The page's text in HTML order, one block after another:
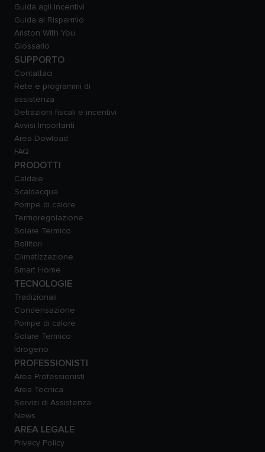
Guida agli Incentivi
Guida al Risparmio
Ariston With You
Glossario
SUPPORTO
Contattaci
Rete e programmi di
assistenza
Detrazioni fiscali e incentivi
Avvisi Importanti
Area Dowload
FAQ
PRODOTTI
Caldaie
Scaldacqua
Pompe di calore
Termoregolazione
Solare Termico
Bollitori
Climatizzazione
Smart Home
TECNOLOGIE
Tradizionali
Condensazione
Pompe di calore
Solare Termico
Idrogeno
PROFESSIONISTI
Area Professionisti
Area Tecnica
Servizi di Assistenza
News
AREA LEGALE
Privacy Policy